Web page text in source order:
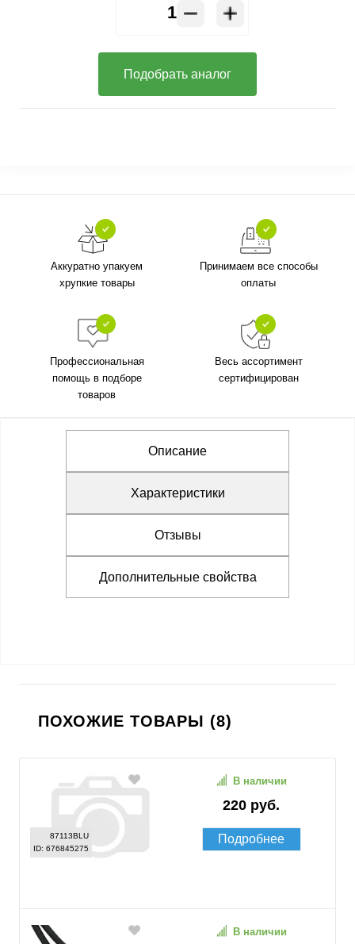
Подобрать аналог
Аккуратно упакуем
хрупкие товары
Принимаем все способы
оплаты
Профессиональная
помощь в подборе
товаров
Весь ассортимент
сертифицирован
Описание
Характеристики
Отзывы
Дополнительные свойства
ПОХОЖИЕ ТОВАРЫ (8)
87113BLU
ID: 676845275
220 руб.
В наличии
Подробнее
В наличии